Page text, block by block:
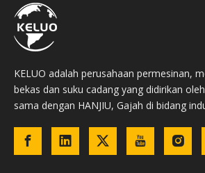
KELUO adalah perusahaan permesinan,
bekas dan suku cadang yang didirikan
sama dengan HANJIU, Gajah di bidang